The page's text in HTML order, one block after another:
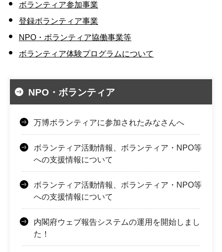
ボランティア参加事業
登録ボランティア事業
NPO・ボランティア協働事業等
ボランティア体験プログラムについて
NPO・ボランティア
万博ボランティアに参加されたみなさんへ
ボランティア活動情報、ボランティア・NPO等
への支援情報について
ボランティア活動情報、ボランティア・NPO等
への支援情報について
内閣府ウェブ報告システムの運用を開始しまし
た！